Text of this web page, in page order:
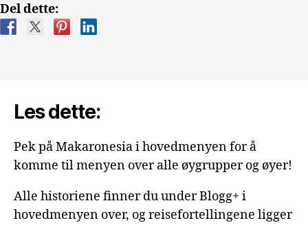
Del dette:
Les dette:
Pek på Makaronesia i hovedmenyen for å
komme til menyen over alle øygrupper og øyer!
Alle historiene finner du under Blogg+ i
hovedmenyen over, og reisefortellingene ligger